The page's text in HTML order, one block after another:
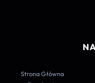
Strona Główna